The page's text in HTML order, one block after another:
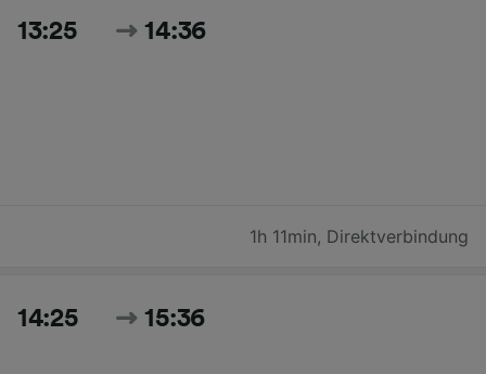
13:25 14:36
1h 11min, Direktverbindung
14:25 15:36